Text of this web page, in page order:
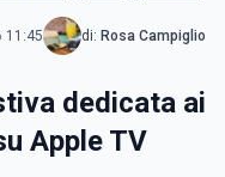
11:45 di: Rosa Campiglio
dedicata ai
Apple TV